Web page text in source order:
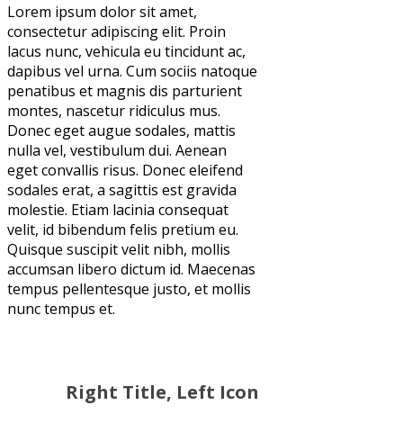
Lorem ipsum dolor sit amet,
consectetur adipiscing elit. Proin
lacus nunc, vehicula eu tincidunt ac,
dapibus vel urna. Cum sociis natoque
penatibus et magnis dis parturient
montes, nascetur ridiculus mus.
Donec eget augue sodales, mattis
nulla vel, vestibulum dui. Aenean
eget convallis risus. Donec eleifend
sodales erat, a sagittis est gravida
molestie. Etiam lacinia consequat
velit, id bibendum felis pretium eu.
Quisque suscipit velit nibh, mollis
accumsan libero dictum id. Maecenas
tempus pellentesque justo, et mollis
nunc tempus et.
Right Title, Left Icon